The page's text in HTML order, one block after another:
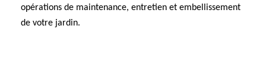
opérations de maintenance, entretien et embellissement
de votre jardin.